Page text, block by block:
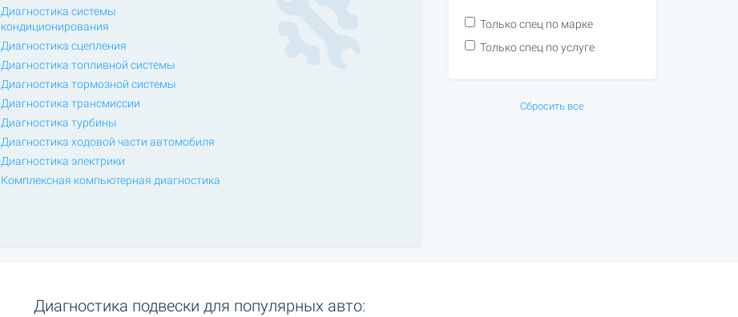
Диагностика системы
кондиционирования
Диагностика сцепления
Диагностика топливной системы
Диагностика тормозной системы
Диагностика трансмиссии
Диагностика турбины
Диагностика ходовой части автомобиля
Диагностика электрики
Комплексная компьютерная диагностика
Только спец по марке
Только спец по услуге
Сбросить все
Диагностика подвески для популярных авто: